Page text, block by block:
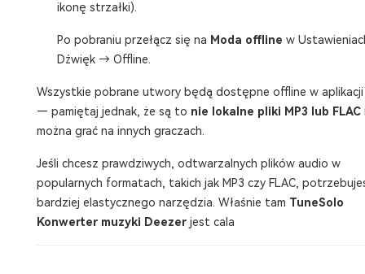
ikonę strzałki).
Po pobraniu przełącz się na Moda offline w
Dźwięk → Offline.
Wszystkie pobrane utwory będą dostępne offline w aplikacji
— pamiętaj jednak, że są to nie lokalne pliki MP3 lub FLAC
można grać na innych graczach.
Jeśli chcesz prawdziwych, odtwarzalnych plików audio w
popularnych formatach, takich jak MP3 czy FLAC,
bardziej elastycznego narzędzia. Właśnie tam TuneSolo
Konwerter muzyki Deezerjest cala